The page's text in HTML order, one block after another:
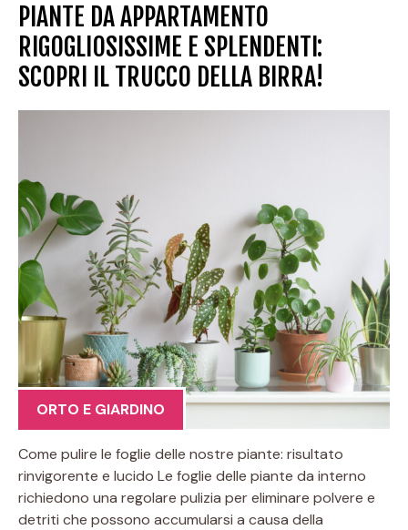
PIANTE DA APPARTAMENTO
RIGOGLIOSISSIME E SPLENDENTI:
SCOPRI IL TRUCCO DELLA BIRRA!
ORTO E GIARDINO
Come pulire le foglie delle nostre piante: risultato
rinvigorente e lucido Le foglie delle piante da interno
richiedono una regolare pulizia per eliminare polvere e
detriti che possono accumularsi a causa della